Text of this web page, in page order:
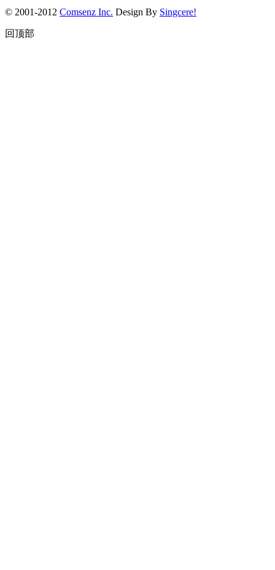
© 2001-2012 Comsenz Inc. Design By Singcere!
回顶部